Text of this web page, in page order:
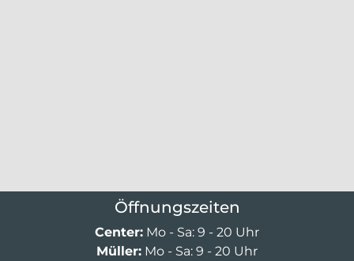
Öffnungszeiten
Center: Mo - Sa: 9 - 20 Uhr
Müller: Mo - Sa: 9 - 20 Uhr